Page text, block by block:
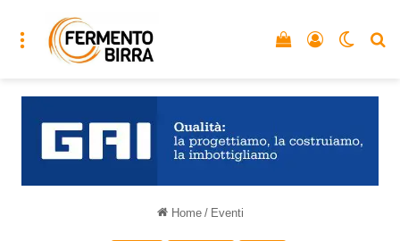
Menu Accedi
Vedi il carrello
Home / Eventi